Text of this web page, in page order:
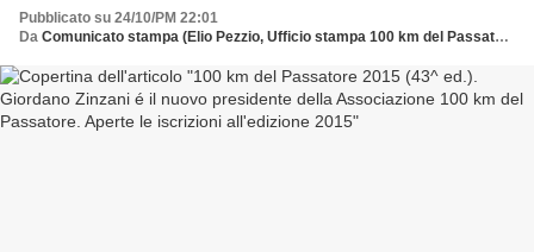
all'edizione 2015
Pubblicato su 24/10/PM 22:01
Da Comunicato stampa (Elio Pezzio, Ufficio stampa 100 km del Passatore)